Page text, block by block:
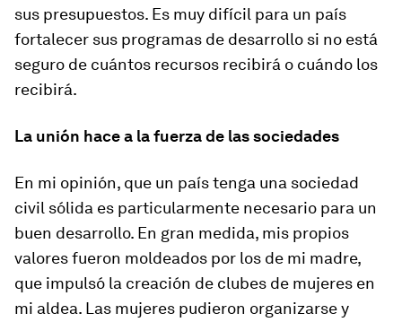
sus presupuestos. Es muy difícil para un país
fortalecer sus programas de desarrollo si no está
seguro de cuántos recursos recibirá o cuándo los
recibirá.
La unión hace a la fuerza de las sociedades
En mi opinión, que un país tenga una sociedad
civil sólida es particularmente necesario para un
buen desarrollo. En gran medida, mis propios
valores fueron moldeados por los de mi madre,
que impulsó la creación de clubes de mujeres en
mi aldea. Las mujeres pudieron organizarse y